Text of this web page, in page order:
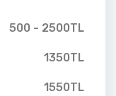
500 - 2500TL
1350TL
1550TL